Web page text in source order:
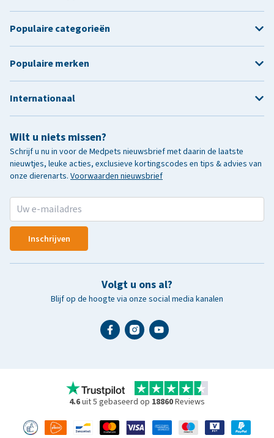
Wilt u niets missen?
Schrijf u nu in voor de Medpets nieuwsbrief met daarin de laatste
nieuwtjes, leuke acties, exclusieve kortingscodes en tips & advies van
onze dierenarts. Voorwaarden nieuwsbrief
Inschrijven
Volgt u ons al?
Blijf op de hoogte via onze social media kanalen
Populaire categorieën
Populaire merken
Internationaal
4.6uit 5 gebaseerd op 18860Reviews